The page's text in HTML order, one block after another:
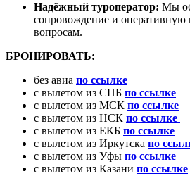
Надёжный туроператор: Мы
сопровождение и оперативную
вопросам.
БРОНИРОВАТЬ:
без авиа по ссылке
с вылетом из СПБ по ссылке
с вылетом из МСК по ссылке
с вылетом из НСК по ссылке
с вылетом из ЕКБ по ссылке
с вылетом из Иркутска по
с вылетом из Уфы по ссылке
с вылетом из Казани по ссылке